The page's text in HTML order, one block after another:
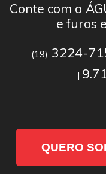
Conte com a
e furos
(19) 3224-
|
QUERO